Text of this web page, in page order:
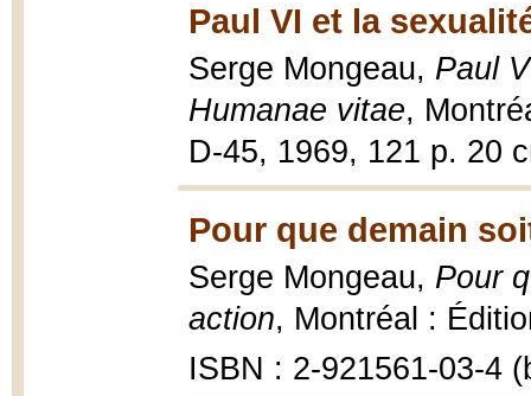
Paul VI et la
Serge Mongeau, Paul
Humanae vitae,
D-45, 1969, 121 p. 20
Pour que demain
Serge Mongeau, Pour
action, Montréal :
ISBN : 2-921561-03-4